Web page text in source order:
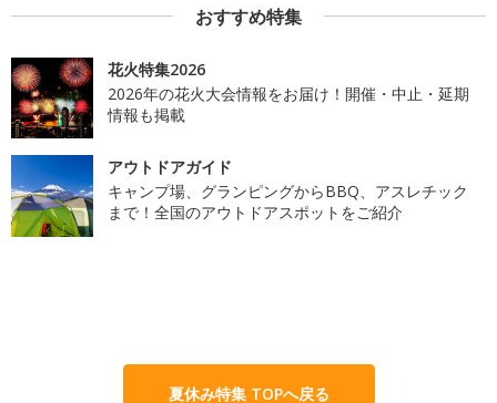
おすすめ特集
花火特集2026
2026年の花火大会情報をお届け！開催・中止・延期
情報も掲載
アウトドアガイド
キャンプ場、グランピングからBBQ、アスレチック
まで！全国のアウトドアスポットをご紹介
夏休み特集 TOPへ戻る